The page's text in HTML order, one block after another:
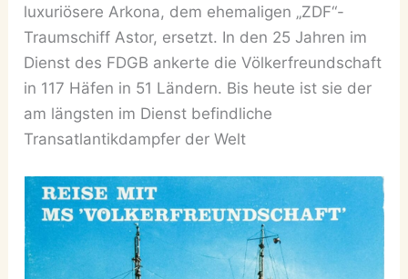
luxuriösere Arkona, dem ehemaligen „ZDF“-
Traumschiff Astor, ersetzt. In den 25 Jahren im
Dienst des FDGB ankerte die Völkerfreundschaft
in 117 Häfen in 51 Ländern. Bis heute ist sie der
am längsten im Dienst befindliche
Transatlantikdampfer der Welt